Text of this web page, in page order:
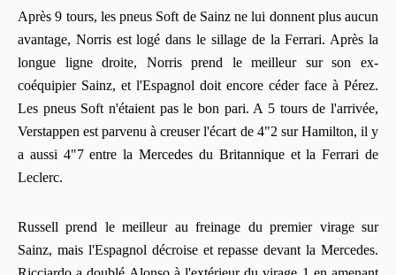
Après 9 tours, les pneus Soft de Sainz ne lui donnent plus aucun
avantage, Norris est logé dans le sillage de la Ferrari. Après la
longue ligne droite, Norris prend le meilleur sur son ex-
coéquipier Sainz, et l'Espagnol doit encore céder face à Pérez.
Les pneus Soft n'étaient pas le bon pari. A 5 tours de l'arrivée,
Verstappen est parvenu à creuser l'écart de 4"2 sur Hamilton, il y
a aussi 4"7 entre la Mercedes du Britannique et la Ferrari de
Leclerc.
Russell prend le meilleur au freinage du premier virage sur
Sainz, mais l'Espagnol décroise et repasse devant la Mercedes.